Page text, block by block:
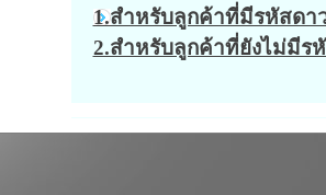
1.สำหรับลูกค้าที่มีรหัสดา
2.สำหรับลูกค้าที่ยังไม่มีร